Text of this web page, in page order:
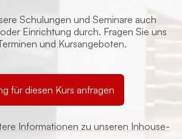
Schulungen und Seminare auch
Einrichtung durch. Fragen Sie uns
und Kursangeboten.
für diesen Kurs anfragen
Informationen zu unseren Inhouse-